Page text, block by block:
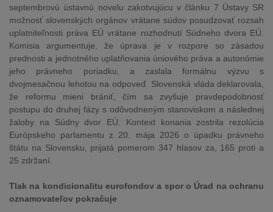
septembrovú ústavnú novelu zakotvujúcu v článku 7 Ústavy SR
možnosť slovenských orgánov vrátane súdov posudzovať rozsah
uplatniteľnosti práva EÚ vrátane rozhodnutí Súdneho dvora EÚ.
Komisia argumentuje, že úprava je v rozpore so zásadou
prednosti a jednotného uplatňovania úniového práva a autonómie
jeho právneho poriadku, a zaslala formálnu výzvu s
dvojmesačnou lehotou na odpoveď. Slovenská vláda deklarovala,
že reformu mieni brániť, čím sa zvyšuje pravdepodobnosť
postupu do druhej fázy s odôvodneným stanoviskom a následnej
žaloby na Súdny dvor EÚ. Kontext konania zostrila rezolúcia
Európskeho parlamentu z 20. mája 2026 o úpadku právneho
štátu na Slovensku, prijatá pomerom 347 hlasov za, 165 proti a
25 zdržaní.
Tlak na kondicionalitu eurofondov a spor o Úrad na ochranu
oznamovateľov pokračuje